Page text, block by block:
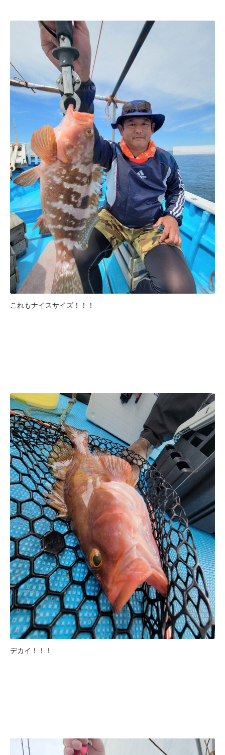
これもナイスサイズ！！！
デカイ！！！